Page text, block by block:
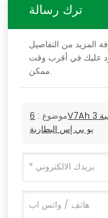
ترك رسالة
المزيد من التفاصيل
عليك في أقرب وقت
ممكن.
موضوع :6V7Ah مختومة بطارية الرصاص الحمضية 3FM7
يو بي إس البطارية